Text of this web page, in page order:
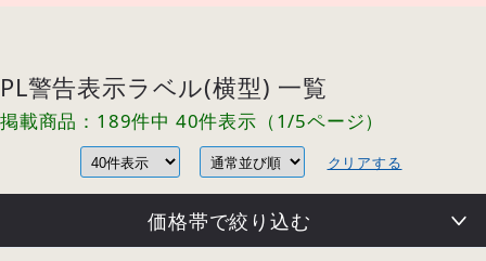
PL警告表示ラベル(横型) 一覧
掲載商品：189件中 40件表示（1/5ページ）
クリアする
価格帯で絞り込む